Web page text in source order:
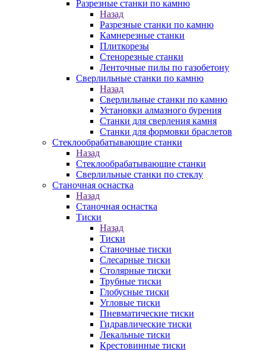
Разрезные станки по камню
Назад
Разрезные станки по камню
Камнерезные станки
Плиткорезы
Стенорезные станки
Ленточные пилы по газобетону
Сверлильные станки по камню
Назад
Сверлильные станки по камню
Установки алмазного бурения
Станки для сверления камня
Станки для формовки браслетов
Стеклообрабатывающие станки
Назад
Стеклообрабатывающие станки
Сверлильные станки по стеклу
Станочная оснастка
Назад
Станочная оснастка
Тиски
Назад
Тиски
Станочные тиски
Слесарные тиски
Столярные тиски
Трубные тиски
Глобусные тиски
Угловые тиски
Пневматические тиски
Гидравлические тиски
Лекальные тиски
Крестовинные тиски